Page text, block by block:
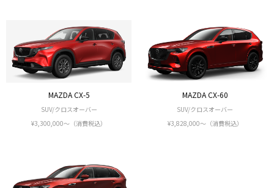
MAZDA CX-5
SUV/クロスオーバー
¥3,300,000〜（消費税込）
MAZDA CX-60
SUV/クロスオーバー
¥3,828,000〜（消費税込）